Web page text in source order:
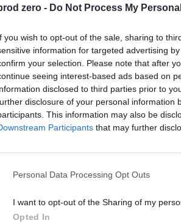
zero - Do Not Process My
you wish to opt-out of the sale, sharing to
information for targeted advertising
your selection. Please note that after
seeing interest-based ads based on
disclosed to third parties prior to
disclosure of your personal information
This information may also be
Participants that may further
Personal Data Processing Opt Outs
I want to opt-out of the Sharing of my
Opted In